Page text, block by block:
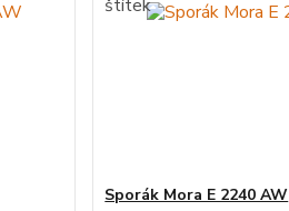
Sporák Mora E 2240 AW